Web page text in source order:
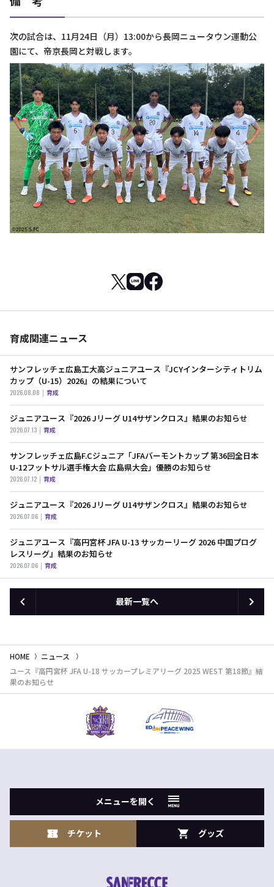
次の試合は、11月24日（月）13:00から長岡ニュータウン運動公
園にて、帝京長岡と対戦します。
育成関連ニュース
サンフレッチェ広島工大高ジュニアユース『JCYインターシティトリム
カップ（U-15）2026』の結果について
2026.08.08 育成
ジュニアユース『2026 Jリーグ U14サザンクロス』結果のお知らせ
2026.07.13 育成
サンフレッチェ広島F.Cジュニア「JFAバーモントカップ 第36回全日本
U-12フットサル選手権大会 広島県大会」優勝のお知らせ
2026.07.12 育成
ジュニアユース『2026 Jリーグ U14サザンクロス』結果のお知らせ
2026.07.06 育成
ジュニアユース『高円宮杯 JFA U-13 サッカーリーグ 2026 中国プログ
レスリーグ』結果のお知らせ
2026.07.06 育成
最新一覧へ
HOME
ニュース
ユース『高円宮杯 JFA U-18 サッカープレミアリーグ 2025 WEST 第18節』結
果のお知らせ
メニューを開く
チケット グッズ